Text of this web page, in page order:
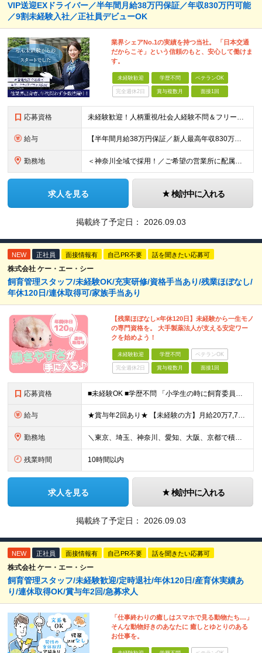
VIP送迎EXドライバー／半年間月給38万円保証／年収830万円可能
／9割未経験入社／正社員デビューOK
業界シェアNo.1の実績を持つ当社。 「日本交通
だからこそ」という信頼のもと、安心して働けま
す。
未経験歓迎 学歴不問 ベテランOK
完全週休2日 賞与複数月 面接1回
応募資格 未経験歓迎！人柄重視/社会人経験不問＆フリーターもOK ■普通自動車免許（AT限定可）を取得して1年以上経過している方 ※前職・学歴・ブランク・転職回数などは一切不問です。 <2種免許取得代は全額
給与 【半年間月給38万円保証／新人最高年収830万円／賞与年2回／給料控除を100%撤廃】 6ヶ月間、月給38万円保証＋歩合給＋賞与年2回（川崎／保土ヶ谷／戸塚） ◆保証額を超える売上時は上乗せした給与
勤務地 ＜神奈川全域で採用！／ご希望の営業所に配属＞ ◎転居を伴う転勤なし！ ◎U・Iターン歓迎！ ◎マイカー通勤OK（駐車場完備） 神奈川全域に6拠点（★希望の営業所に配属） ■本社：横浜市戸塚区名瀬町1
求人を見る 検討中に入れる
掲載終了予定日： 2026.09.03
NEW 正社員 面接情報有 自己PR不要 話を聞きたい応募可
株式会社 ケー・エー・シー
飼育管理スタッフ/未経験OK/充実研修/資格手当あり/残業ほぼなし/
年休120日/連休取得可/家族手当あり
【残業ほぼなし×年休120日】未経験から一生モノ
の専門資格を。 大手製薬法人が支える安定ワー
クを始めよう！
未経験歓迎 学歴不問 ベテランOK
完全週休2日 賞与複数月 面接1回
応募資格 ■未経験OK ■学歴不問 「小学生の時に飼育委員だった！」 なんて方もお待ちしております♪ ※ご自宅でのペット飼育について※ ご自宅でげっ歯類・ウサギのペット飼育を禁止しております。当社業務では清
給与 ★賞与年2回あり★ 【未経験の方】月給20万7,750円～＋賞与年2回＋残業代全額支給＋交通費支給 【生物系大卒の方】月給21万3,750円～＋賞与年2回＋残業代全額支給＋交通費支給 ★手当が充実
勤務地 ＼東京、埼玉、神奈川、愛知、大阪、京都で積極採用中！／ ・東京都：品川区 ・埼玉県：和光市 ・神奈川県：横浜市戸塚区、藤沢市 ・茨城県：つくば市 Lマイカー通勤OK！ ・愛知県：犬山市
残業時間 10時間以内
求人を見る 検討中に入れる
掲載終了予定日： 2026.09.03
NEW 正社員 面接情報有 自己PR不要 話を聞きたい応募可
株式会社 ケー・エー・シー
飼育管理スタッフ/未経験歓迎/定時退社/年休120日/産育休実績あ
り/連休取得OK/賞与年2回/急募求人
「仕事終わりの癒しはスマホで見る動物たち…」
そんな動物好きのあなたに 癒しとゆとりのある
お仕事を。